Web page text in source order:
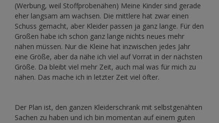
(Werbung, weil Stoffprobenähen) Meine Kinder sind gerade
eher langsam am wachsen. Die mittlere hat zwar einen
Schuss gemacht, aber Kleider passen ja ganz lange. Für den
Großen habe ich schon ganz lange nichts neues mehr
nähen müssen. Nur die Kleine hat inzwischen jedes Jahr
eine Größe, aber da nähe ich viel auf Vorrat in der nächsten
Größe. Da bleibt viel mehr Zeit, auch mal was für mich zu
nähen. Das mache ich in letzter Zeit viel öfter.
Der Plan ist, den ganzen Kleiderschrank mit selbstgenähten
Sachen zu haben und ich bin momentan auf einem guten